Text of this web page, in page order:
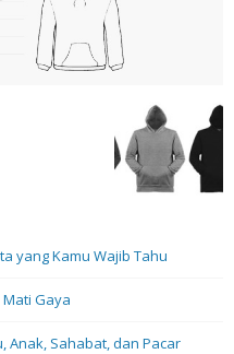
yang Kamu Wajib Tahu
Gaya
Anak, Sahabat, dan Pacar